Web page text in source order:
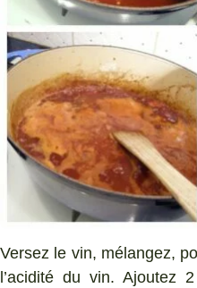
Versez le vin, mélangez,
l’acidité du vin. Ajoutez